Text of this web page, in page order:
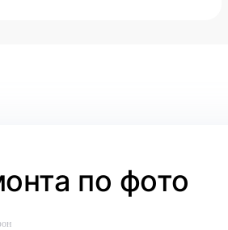
по фото